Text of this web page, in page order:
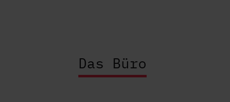
Das Büro